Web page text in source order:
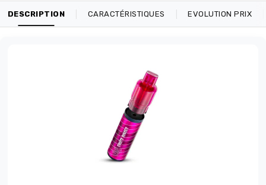
DESCRIPTION CARACTÉRISTIQUES EVOLUTION PRIX